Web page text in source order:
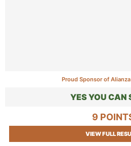
Proud Sponsor of
YES YOU CAN
9
VIEW FULL